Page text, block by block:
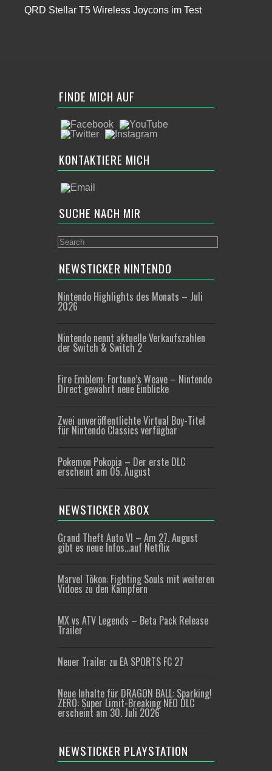
QRD Stellar T5 Wireless Joycons im Test
FINDE MICH AUF
KONTAKTIERE MICH
SUCHE NACH MIR
NEWSTICKER NINTENDO
Nintendo Highlights des Monats – Juli
2026
Nintendo nennt aktuelle Verkaufszahlen
der Switch & Switch 2
Fire Emblem: Fortune’s Weave – Nintendo
Direct gewährt neue Einblicke
Zwei unveröffentlichte Virtual Boy-Titel
für Nintendo Classics verfügbar
Pokemon Pokopia – Der erste DLC
erscheint am 05. August
NEWSTICKER XBOX
Grand Theft Auto VI – Am 27. August
gibt es neue Infos…auf Netflix
Marvel Tōkon: Fighting Souls mit weiteren
Vidoes zu den Kämpfern
MX vs ATV Legends – Beta Pack Release
Trailer
Neuer Trailer zu EA SPORTS FC 27
Neue Inhalte für DRAGON BALL: Sparking!
ZERO: Super Limit-Breaking NEO DLC
erscheint am 30. Juli 2026
NEWSTICKER PLAYSTATION